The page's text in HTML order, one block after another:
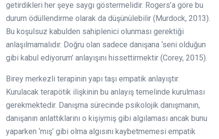
getirdikleri her şeye saygı göstermelidir. Rogers’a göre bu
durum ödüllendirme olarak da düşünülebilir (Murdock, 2013).
Bu koşulsuz kabulden sahiplenici olunması gerektiği
anlaşılmamalıdır. Doğru olan sadece danışana ‘seni olduğun
gibi kabul ediyorum’ anlayışını hissettirmektir (Corey, 2015).
Birey merkezli terapinin yapı taşı empatik anlayıştır.
Kurulacak terapötik ilişkinin bu anlayış temelinde kurulması
gerekmektedir. Danışma sürecinde psikolojik danışmanın,
danışanın anlattıklarını o kişiymiş gibi algılaması ancak bunu
yaparken ‘mış’ gibi olma algısını kaybetmemesi empatik